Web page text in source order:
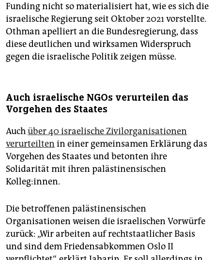
Funding nicht so materialisiert hat, wie es sich die
israelische Regierung seit Oktober 2021 vorstellte.
Othman apelliert an die Bundesregierung, dass
diese deutlichen und wirksamen Widerspruch
gegen die israelische Politik zeigen müsse.
Auch israelische NGOs verurteilen das
Vorgehen des Staates
Auchüber 40 israelische Zivilorganisationen
verurteilten in einer gemeinsamen Erklärung das
Vorgehen des Staates und betonten ihre
Solidarität mit ihren palästinensischen
Kolleg:innen.
Die betroffenen palästinensischen
Organisationen weisen die israelischen Vorwürfe
zurück: „Wir arbeiten auf rechtstaatlicher Basis
und sind dem Friedensabkommen Oslo II